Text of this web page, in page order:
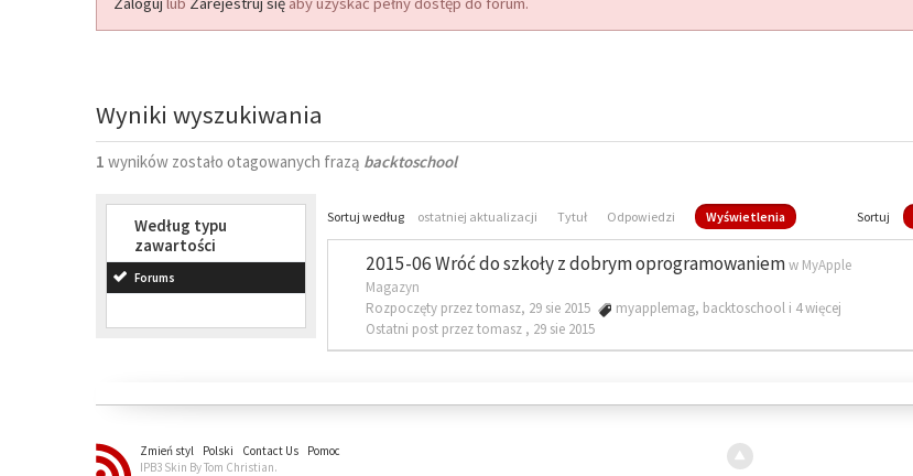
Wyniki wyszukiwania
1 wyników zostało otagowanych frazą backtoschool
Według typu
zawartości
Forums
Sortuj według ostatniej aktualizacji Tytuł Odpowiedzi Wyświetlenia Sortuj
2015-06 Wróć do szkoły z dobrym oprogramowaniemw MyApple
Magazyn
Rozpoczęty przez tomasz, 29 sie 2015
myapplemag, backtoschool i 4 więcej
Ostatni post przez tomasz , 29 sie 2015
Zmień styl Polski Contact Us
Pomoc
IPB3 Skin By Tom Christian.